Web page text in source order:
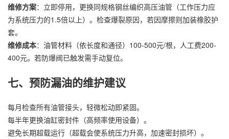
维修方案：立即停用，更换同规格钢丝编织高压油管（工作压力应
为系统压力的1.5倍以上）。检查爆裂原因，若因摩擦则加装橡胶护
套。
维修成本：油管材料（依长度和通径）100-500元/根，人工费200-
400元。若防爆阀已触发需手动复位。
七、预防漏油的维护建议
每月检查所有油管接头，轻微松动即紧固。
每半年更换油缸密封件（高频率使用设备）。
避免长期超载运行（超载会使系统压力升高，加速密封损坏）。